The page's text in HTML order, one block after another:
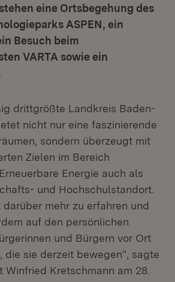
eine Ortsbegehung des
ASPEN, ein
Besuch beim
VARTA sowie ein
drittgrößte Landkreis Baden-
nicht nur eine faszinierende
sondern überzeugt mit
Zielen im Bereich
Energie auch als
und Hochschulstandort.
mehr zu erfahren und
auf den persönlichen
und Bürgern vor Ort
die sie derzeit bewegen“, sagte
Winfried Kretschmann am 28.